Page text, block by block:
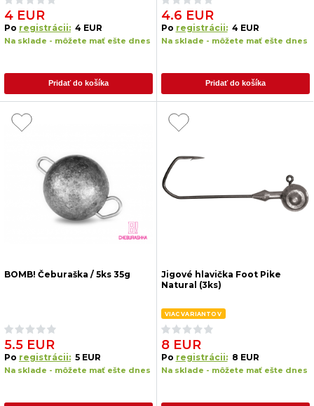
4 EUR
Po registrácii: 4 EUR
Na sklade - môžete mať ešte dnes
Pridať do košíka
4.6 EUR
Po registrácii: 4 EUR
Na sklade - môžete mať ešte dnes
Pridať do košíka
BOMB! Čeburaška / 5ks 35g
5.5 EUR
Po registrácii: 5 EUR
Na sklade - môžete mať ešte dnes
Jigové hlavička Foot Pike
Natural (3ks)
VIAC VARIANTOV
8 EUR
Po registrácii: 8 EUR
Na sklade - môžete mať ešte dnes